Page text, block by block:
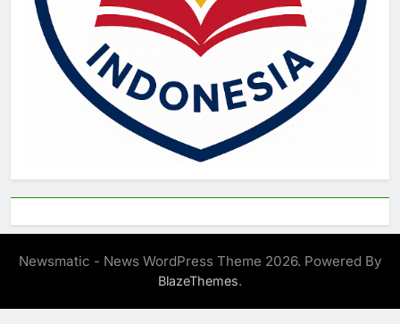
Newsmatic - News WordPress Theme 2026. Powered By
BlazeThemes.